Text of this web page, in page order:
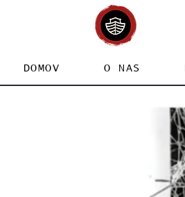
DOMOV O NAS